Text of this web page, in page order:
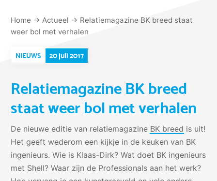
Home →Actueel → Relatiemagazine BK breed staat
weer bol met verhalen
NIEUWS 20 juli 2017
Relatiemagazine BK breed
staat weer bol met verhalen
De nieuwe editie van relatiemagazine BK breed is uit!
Het geeft wederom een kijkje in de keuken van BK
ingenieurs. Wie is Klaas-Dirk? Wat doet BK ingenieurs
met Shell? Waar zijn de Professionals aan het werk?